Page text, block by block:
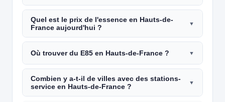
Quel est le prix de l'essence en Hauts-de-
France aujourd'hui ?
Où trouver du E85 en Hauts-de-France ?
Combien y a-t-il de villes avec des stations-
service en Hauts-de-France ?